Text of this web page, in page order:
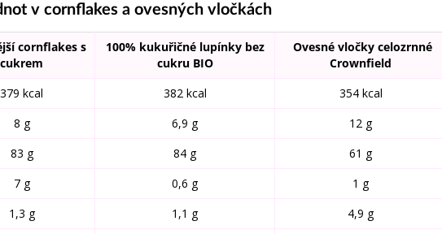
v cornflakes a ovesných vločkách
cornflakes s
cukrem
100% kukuřičné lupínky bez
cukru BIO
Ovesné vločky celozrnné
Crownfield
379 kcal 382 kcal
354 kcal
8 g 6,9 g
12 g
83 g 84 g
61 g
7 g 0,6 g
1 g
1,3 g 1,1 g
4,9 g